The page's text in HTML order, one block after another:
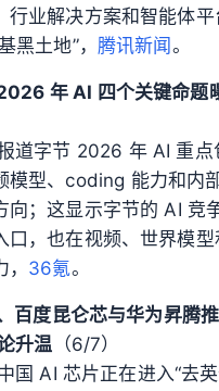
行业解决方案和智能体平
黑土地”， 腾讯新闻 。
年 AI 四个关键命题
道字节 2026 年 AI 重点
模型、coding 能力和内
向；这显示字节的 AI 竞
口，也在视频、世界模
36氪。
百度昆仑芯与华为昇腾
升温 （6/7）
国 AI 芯片正在进入“去